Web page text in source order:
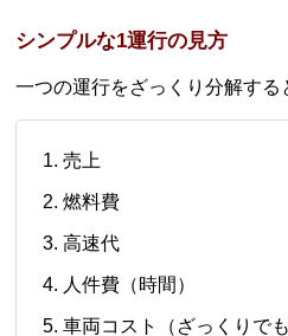
シンプルな1運行の見方
一つの運行をざっくり分解する
売上
燃料費
高速代
人件費（時間）
車両コスト（ざっくりでも